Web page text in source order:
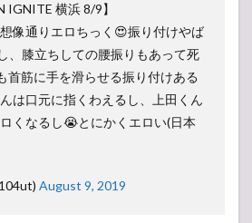
IGNITE 横浜 8/9】
像通りエロちっく😍振り付けやば
、膝立ちしての腰振りもあって死
首筋に手を滑らせる振り付けある
は口元に指くわえるし、上田くん
くなるし😭とにかくエロい(日本
August 9, 2019